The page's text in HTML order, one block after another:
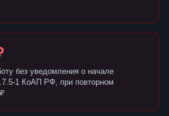
без уведомления о начале
1 КоАП РФ, при повторном